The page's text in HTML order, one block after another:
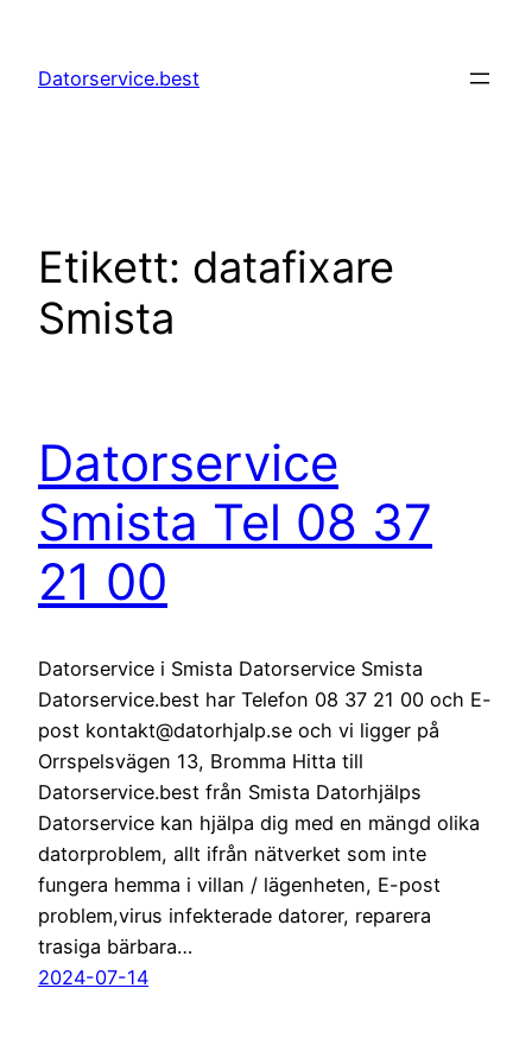
innehåll
Datorservice.best
Etikett: datafixare
Smista
Datorservice
Smista Tel 08 37
21 00
Datorservice i Smista Datorservice Smista
Datorservice.best har Telefon 08 37 21 00 och E-
post kontakt@datorhjalp.se och vi ligger på
Orrspelsvägen 13, Bromma Hitta till
Datorservice.best från Smista Datorhjälps
Datorservice kan hjälpa dig med en mängd olika
datorproblem, allt ifrån nätverket som inte
fungera hemma i villan / lägenheten, E-post
problem,virus infekterade datorer, reparera
trasiga bärbara…
2024-07-14